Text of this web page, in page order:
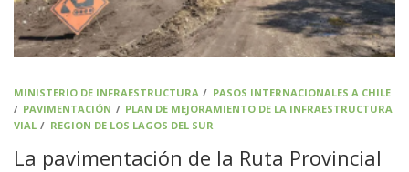
MINISTERIO DE INFRAESTRUCTURA / PASOS INTERNACIONALES A CHILE
/ PAVIMENTACIÓN / PLAN DE MEJORAMIENTO DE LA INFRAESTRUCTURA
VIAL / REGION DE LOS LAGOS DEL SUR
La pavimentación de la Ruta Provincial